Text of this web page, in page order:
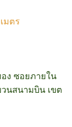
มตร
ง ซอยภายใน
นสนามบิน เขต